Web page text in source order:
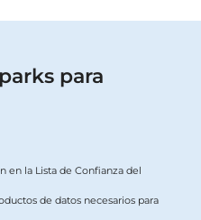
para
en la Lista de Confianza del
de datos necesarios para